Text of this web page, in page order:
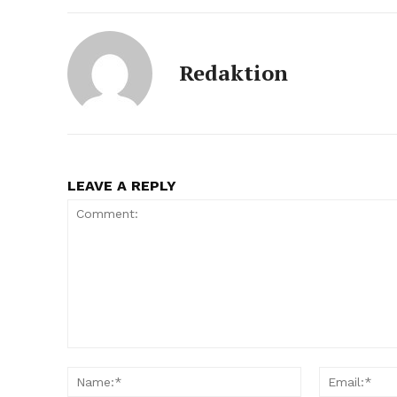
Redaktion
LEAVE A REPLY
Name:*